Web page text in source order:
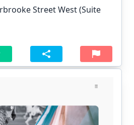
Street West (Suite